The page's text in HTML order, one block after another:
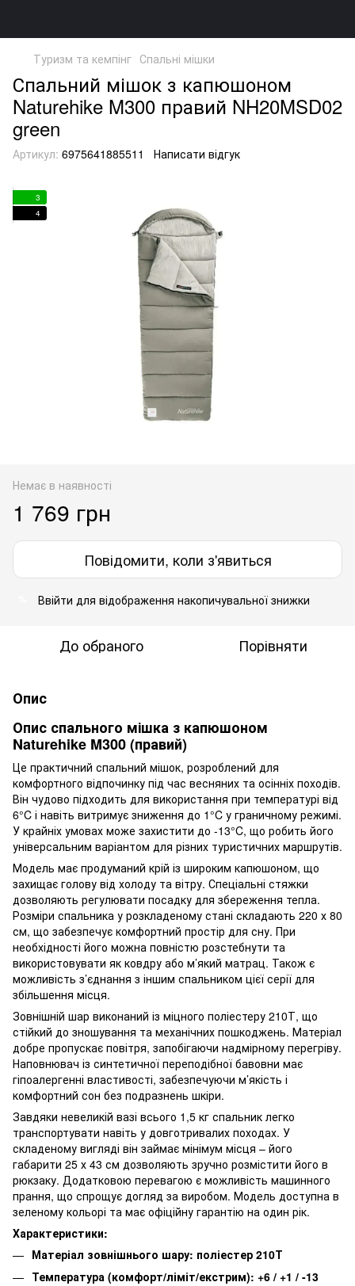
Туризм та кемпінг Спальні мішки
Спальний мішок з капюшоном
Naturehike M300 правий NH20MSD02
green
Артикул: 6975641885511 Написати відгук
3
4
Немає в наявності
1 769 грн
Повідомити, коли з'явиться
Ввійти для відображення накопичувальної знижки
До обраного Порівняти
Опис
Опис спального мішка з капюшоном
Naturehike M300 (правий)
Це практичний спальний мішок, розроблений для
комфортного відпочинку під час весняних та осінніх походів.
Він чудово підходить для використання при температурі від
6°C і навіть витримує зниження до 1°C у граничному режимі.
У крайніх умовах може захистити до -13°C, що робить його
універсальним варіантом для різних туристичних маршрутів.
Модель має продуманий крій із широким капюшоном, що
захищає голову від холоду та вітру. Спеціальні стяжки
дозволяють регулювати посадку для збереження тепла.
Розміри спальника у розкладеному стані складають 220 х 80
см, що забезпечує комфортний простір для сну. При
необхідності його можна повністю розстебнути та
використовувати як ковдру або м’який матрац. Також є
можливість з’єднання з іншим спальником цієї серії для
збільшення місця.
Зовнішній шар виконаний із міцного поліестеру 210Т, що
стійкий до зношування та механічних пошкоджень. Матеріал
добре пропускає повітря, запобігаючи надмірному перегріву.
Наповнювач із синтетичної переподібної бавовни має
гіпоалергенні властивості, забезпечуючи м’якість і
комфортний сон без подразнень шкіри.
Завдяки невеликій вазі всього 1,5 кг спальник легко
транспортувати навіть у довготривалих походах. У
складеному вигляді він займає мінімум місця – його
габарити 25 х 43 см дозволяють зручно розмістити його в
рюкзаку. Додатковою перевагою є можливість машинного
прання, що спрощує догляд за виробом. Модель доступна в
зеленому кольорі та має офіційну гарантію на один рік.
Характеристики:
Матеріал зовнішнього шару: поліестер 210Т
Температура (комфорт/ліміт/екстрим): +6 / +1 / -13